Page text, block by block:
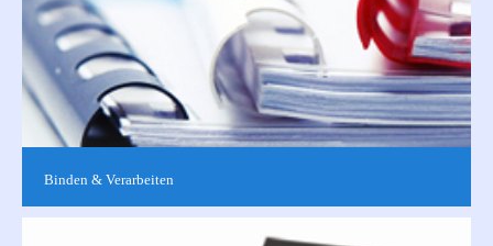
Binden & Verarbeiten
Wir bieten Ihnen
Spiral-/Klebe-/Hardcover-/Kalender-/Broschürbindungen und